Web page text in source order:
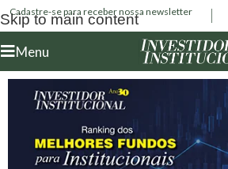
Skip to main content
Cadastre-se para receber nossa newsletter
Menu